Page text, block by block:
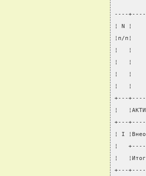
----
¦ N ¦
¦п/п¦
¦   ¦
¦   ¦
¦   ¦
¦   ¦
+---
¦
+---
¦ I
¦
¦
+---